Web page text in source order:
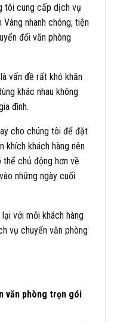
tôi cung cấp dịch vụ
nhanh chóng, tiện
đổi văn phòng
vấn đề rất khó khăn
khác nhau không
đình.
cho chúng tôi để đặt
khích khách hàng nên
chủ động hơn về
những ngày cuối
với mỗi khách hàng
vụ chuyển văn phòng
văn phòng trọn gói